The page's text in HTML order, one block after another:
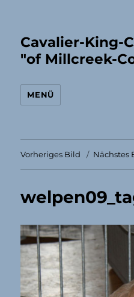
Cavalier-King-
"of Millcreek-
MENÜ
Vorheriges Bild Nächstes